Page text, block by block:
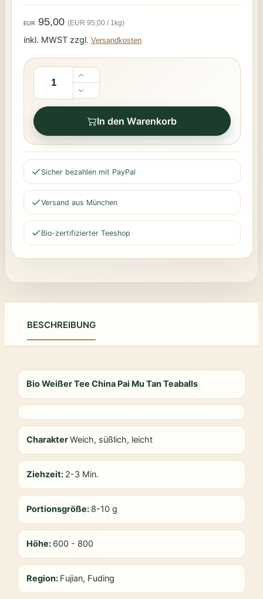
EUR 95,00 (EUR 95,00 / 1kg)
inkl. MWST zzgl. Versandkosten
In den Warenkorb
Sicher bezahlen mit PayPal
Versand aus München
Bio-zertifizierter Teeshop
BESCHREIBUNG
Bio Weißer Tee China Pai Mu Tan Teaballs
CharakterWeich, süßlich, leicht
Ziehzeit: 2-3 Min.
Portionsgröße: 8-10 g
Höhe: 600 - 800
Region: Fujian, Fuding